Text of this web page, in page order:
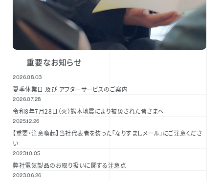
重要なお知らせ
2026.08.03
夏季休業日 及び アフターサービスのご案内
2026.07.28
令和8年7月28日（火）熊本地震により被災された皆さまへ
2025.12.26
【重要・注意喚起】当社代表者を装った「なりすましメール」にご注意くださ
い
2023.10.05
弊社電気製品のお取り扱いに関する注意点
2023.06.26